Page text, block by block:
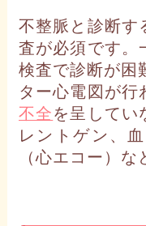
不整脈と診断す
査が必須です。
検査で診断が困
ター心電図が行
不全を呈してい
レントゲン、
（心エコー）な